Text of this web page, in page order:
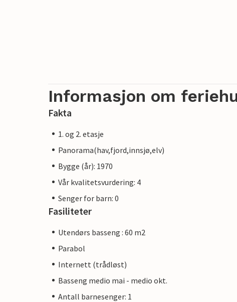
Informasjon om
Fakta
1. og 2. etasje
Panorama(hav,fjord,innsjø,elv)
Bygge (år): 1970
Vår kvalitetsvurdering: 4
Senger for barn: 0
Fasiliteter
Utendørs basseng : 60 m2
Parabol
Internett (trådløst)
Basseng medio mai - medio okt.
Antall barnesenger: 1